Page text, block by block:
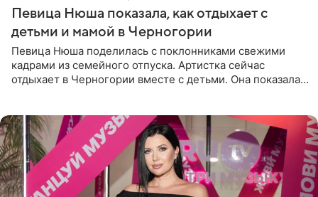
Певица Нюша показала, как отдыхает с
детьми и мамой в Черногории
Певица Нюша поделилась с поклонниками свежими
кадрами из семейного отпуска. Артистка сейчас
отдыхает в Черногории вместе с детьми. Она показала,